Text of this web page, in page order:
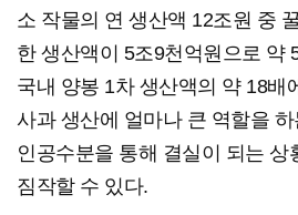
소 작물의 연 생산액 12조원 중
한 생산액이 5조9천억원으로 약
국내 양봉 1차 생산액의 약 18배
사과 생산에 얼마나 큰 역할을
인공수분을 통해 결실이 되는 상
짐작할 수 있다.